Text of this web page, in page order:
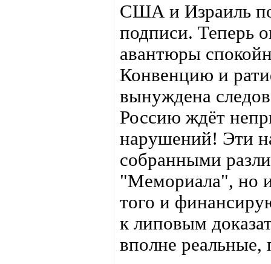
США и Израиль
подписи. Теперь
авантюры
Конвенцию и
вынуждена
Россию ждёт
нарушений! Эти
собранными
"Мемориала", но
того и
к липовым
вполне